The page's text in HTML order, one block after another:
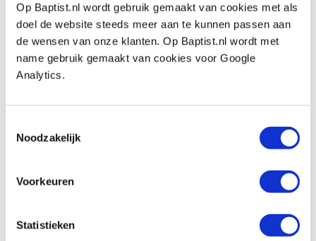
Op Baptist.nl wordt gebruik gemaakt van cookies met als
doel de website steeds meer aan te kunnen passen aan
de wensen van onze klanten. Op Baptist.nl wordt met
name gebruik gemaakt van cookies voor Google
Analytics.
Noodzakelijk
Voorkeuren
Statistieken
Sjöbergs houten werkbank Nordic 1450
Artikelnummer: 32720
€ 428,00 incl. btw
€ 353,72 excl. btw
Vergelijken
Sjöbergs beschermkurken voor Scandi,